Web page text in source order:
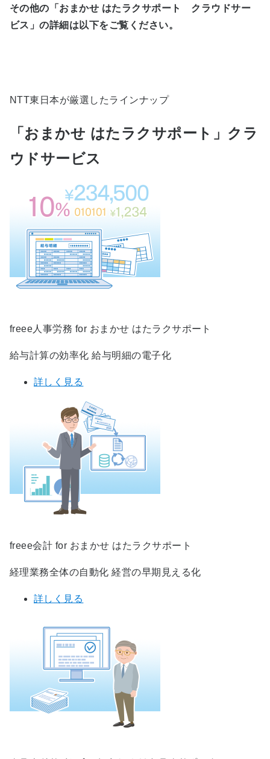
その他の「おまかせ はたラクサポート クラウドサー
ビス」の詳細は以下をご覧ください。
NTT東日本が厳選したラインナップ
「おまかせ はたラクサポート」クラ
ウドサービス
freee人事労務 for おまかせ はたラクサポート
給与計算の効率化 給与明細の電子化
詳しく見る
freee会計 for おまかせ はたラクサポート
経理業務全体の自動化 経営の早期見える化
詳しく見る